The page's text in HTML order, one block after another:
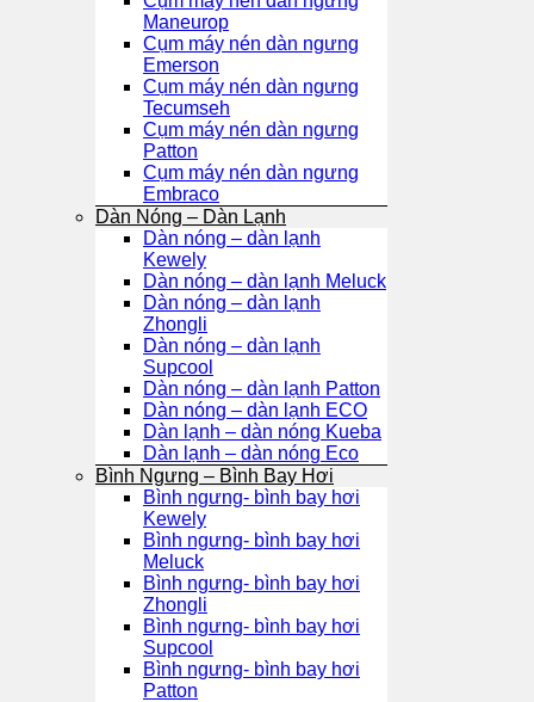
Maneurop
Cụm máy nén dàn ngưng
Emerson
Cụm máy nén dàn ngưng
Tecumseh
Cụm máy nén dàn ngưng
Patton
Cụm máy nén dàn ngưng
Embraco
Dàn Nóng – Dàn Lạnh
Dàn nóng – dàn lạnh
Kewely
Dàn nóng – dàn lạnh Meluck
Dàn nóng – dàn lạnh
Zhongli
Dàn nóng – dàn lạnh
Supcool
Dàn nóng – dàn lạnh Patton
Dàn nóng – dàn lạnh ECO
Dàn lạnh – dàn nóng Kueba
Dàn lạnh – dàn nóng Eco
Bình Ngưng – Bình Bay Hơi
Bình ngưng- bình bay hơi
Kewely
Bình ngưng- bình bay hơi
Meluck
Bình ngưng- bình bay hơi
Zhongli
Bình ngưng- bình bay hơi
Supcool
Bình ngưng- bình bay hơi
Patton